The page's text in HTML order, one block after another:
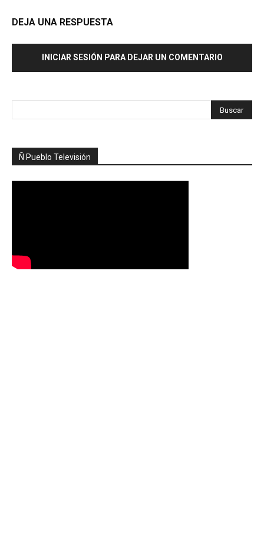
DEJA UNA RESPUESTA
INICIAR SESIÓN PARA DEJAR UN COMENTARIO
Ñ Pueblo Televisión